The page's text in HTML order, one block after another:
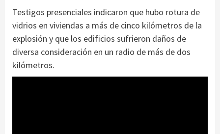
Testigos presenciales indicaron que hubo rotura de
vidrios en viviendas a más de cinco kilómetros de la
explosión y que los edificios sufrieron daños de
diversa consideración en un radio de más de dos
kilómetros.